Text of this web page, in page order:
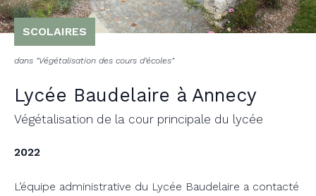
SCOLAIRES
dans "Végétalisation des cours d'écoles"
Lycée Baudelaire à Annecy
Végétalisation de la cour principale du lycée
2022
L’équipe administrative du Lycée Baudelaire a contacté